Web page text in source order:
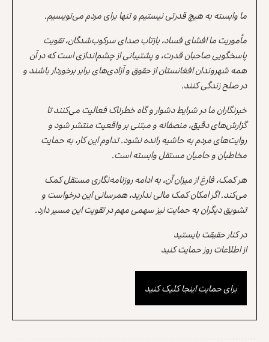
ما وابسته به هیچ قدرتی نیستیم و تنها برای مردم می‌نویسیم.
مأموریت ما افشای فساد، بازتاب صدای سرکوب‌شدگان، تقویت
پاسخگویی صاحبان قدرت، و پشتیبانی از چشم‌اندازی است که در آن
همه شهروندان افغانستان از حقوق و آزادی‌های برابر برخوردار باشند و
در صلح زندگی کنند.
خبرنگاران ما در شرایط دشوار و گاه خطرناک فعالیت می‌کنند تا
گزارش‌های دقیق، منصفانه و مبتنی بر واقعیت منتشر شود و
روایت‌های مردم به حاشیه رانده نشود. تداوم این کار، به حمایت
مخاطبان و حامیان مستقل وابسته است.
هر کمک، فارغ از میزان آن، به ادامه روزنامه‌نگاری مستقل کمک
می‌کند. اگر امکان کمک مالی ندارید، همرسانی این درخواست و
تشویق دیگران به حمایت نیز سهمی مهم در تقویت این مسیر دارد.
در کنار حقیقت بایستید
از اطلاعات روز حمایت کنید
برای حمایت اینجا کلیک کنید